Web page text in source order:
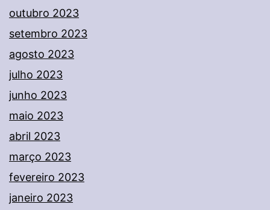
outubro 2023
setembro 2023
agosto 2023
julho 2023
junho 2023
maio 2023
abril 2023
março 2023
fevereiro 2023
janeiro 2023